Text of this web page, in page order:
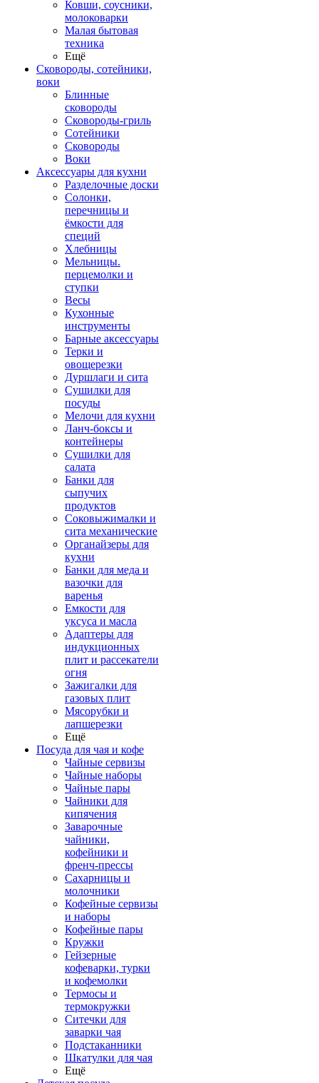
Ковши, соусники,
молоковарки
Малая бытовая
техника
Ещё
Сковороды, сотейники,
воки
Блинные
сковороды
Сковороды-гриль
Сотейники
Сковороды
Воки
Аксессуары для кухни
Разделочные доски
Солонки,
перечницы и
ёмкости для
специй
Хлебницы
Мельницы.
перцемолки и
ступки
Весы
Кухонные
инструменты
Барные аксессуары
Терки и
овощерезки
Дуршлаги и сита
Сушилки для
посуды
Мелочи для кухни
Ланч-боксы и
контейнеры
Сушилки для
салата
Банки для
сыпучих
продуктов
Соковыжималки и
сита механические
Органайзеры для
кухни
Банки для меда и
вазочки для
варенья
Емкости для
уксуса и масла
Адаптеры для
индукционных
плит и рассекатели
огня
Зажигалки для
газовых плит
Мясорубки и
лапшерезки
Ещё
Посуда для чая и кофе
Чайные сервизы
Чайные наборы
Чайные пары
Чайники для
кипячения
Заварочные
чайники,
кофейники и
френч-прессы
Сахарницы и
молочники
Кофейные сервизы
и наборы
Кофейные пары
Кружки
Гейзерные
кофеварки, турки
и кофемолки
Термосы и
термокружки
Ситечки для
заварки чая
Подстаканники
Шкатулки для чая
Ещё